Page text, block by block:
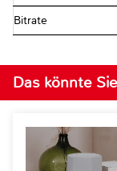
Bitrate
Das könnte